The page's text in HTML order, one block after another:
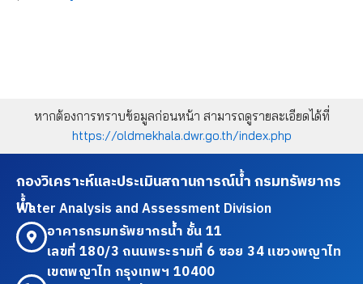
หากต้องการทราบข้อมูลก่อนหน้า สามารถดูรายละเอียดได้ที่
https://oldmekhala.dwr.go.th/index.php
กองวิเคราะห์และประเมินสถานการณ์น้ำ กรมทรัพยากร
น้ำ
Water Analysis and Assessment Division
อาคารกรมทรัพยากรน้ำ ชั้น 11
เลขที่ 180/3 ถนนพระรามที่ 6 ซอย 34 แขวงพญาไท
เขตพญาไท กรุงเทพฯ 10400